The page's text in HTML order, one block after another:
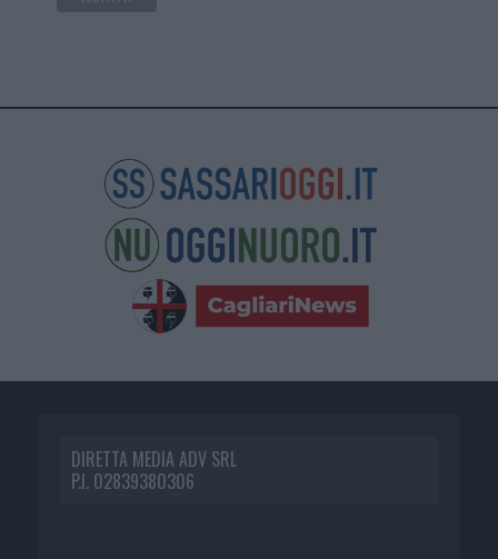
DIRETTA MEDIA ADV SRL
P.I. 02839380306